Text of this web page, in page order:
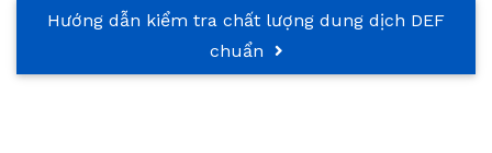
Hướng dẫn kiểm tra chất lượng dung dịch DEF
chuẩn